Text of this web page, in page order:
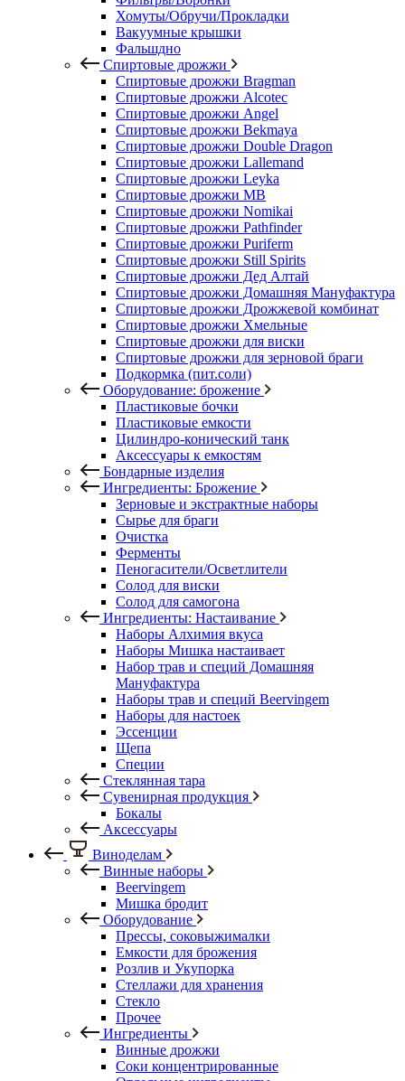
Хомуты/Обручи/Прокладки
Вакуумные крышки
Фальшдно
Спиртовые дрожжи
Спиртовые дрожжи Bragman
Спиртовые дрожжи Alcotec
Спиртовые дрожжи Angel
Спиртовые дрожжи Bekmaya
Спиртовые дрожжи Double Dragon
Спиртовые дрожжи Lallemand
Спиртовые дрожжи Leyka
Спиртовые дрожжи MB
Спиртовые дрожжи Nomikai
Спиртовые дрожжи Pathfinder
Спиртовые дрожжи Puriferm
Спиртовые дрожжи Still Spirits
Спиртовые дрожжи Дед Алтай
Спиртовые дрожжи Домашняя Мануфактура
Спиртовые дрожжи Дрожжевой комбинат
Спиртовые дрожжи Хмельные
Спиртовые дрожжи для виски
Спиртовые дрожжи для зерновой браги
Подкормка (пит.соли)
Оборудование: брожение
Пластиковые бочки
Пластиковые емкости
Цилиндро-конический танк
Аксессуары к емкостям
Бондарные изделия
Ингредиенты: Брожение
Зерновые и экстрактные наборы
Сырье для браги
Очистка
Ферменты
Пеногасители/Осветлители
Солод для виски
Солод для самогона
Ингредиенты: Настаивание
Наборы Алхимия вкуса
Наборы Мишка настаивает
Набор трав и специй Домашняя
Мануфактура
Наборы трав и специй Beervingem
Наборы для настоек
Эссенции
Щепа
Специи
Стеклянная тара
Сувенирная продукция
Бокалы
Аксессуары
Виноделам
Винные наборы
Beervingem
Мишка бродит
Оборудование
Прессы, соковыжималки
Емкости для брожения
Розлив и Укупорка
Стеллажи для хранения
Стекло
Прочее
Ингредиенты
Винные дрожжи
Соки концентрированные